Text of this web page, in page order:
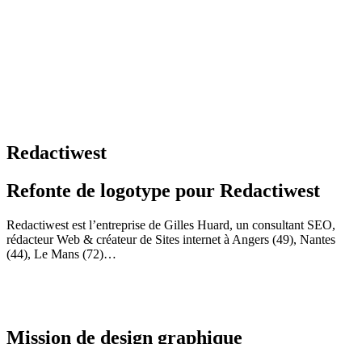
Redactiwest
Refonte de logotype pour Redactiwest
Redactiwest est l’entreprise de Gilles Huard, un consultant SEO,
rédacteur Web & créateur de Sites internet à Angers (49), Nantes
(44), Le Mans (72)…
Mission de design graphique